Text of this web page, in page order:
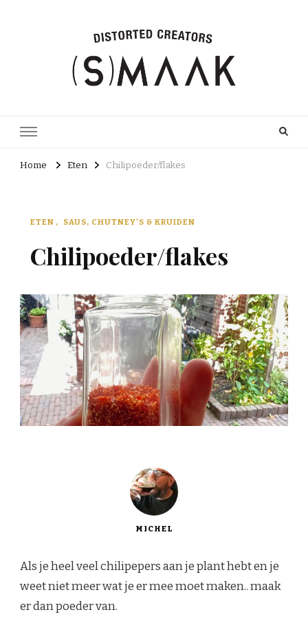
Home Eten Chilipoeder/flakes
ETEN SAUS, CHUTNEY'S & KRUIDEN
Chilipoeder/flakes
MICHEL
Als je heel veel chilipepers aan je plant hebt en je
weet niet meer wat je er mee moet maken.. maak
er dan poeder van.